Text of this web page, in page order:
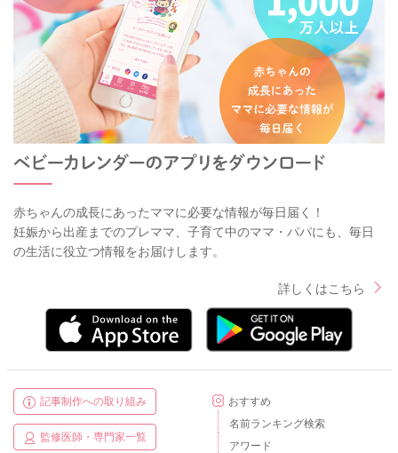
赤ちゃんの成長にあったママに必要な情報が毎日届く！
妊娠から出産までのプレママ、子育て中のママ・パパにも、毎日
の生活に役立つ情報をお届けします。
詳しくはこちら
記事制作への取り組み
監修医師・専門家一覧
おすすめ
名前ランキング検索
アワード